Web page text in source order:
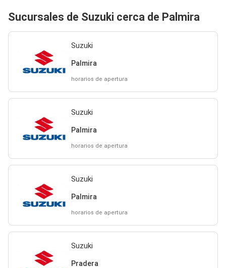
Sucursales de Suzuki cerca de Palmira
Suzuki
Palmira
horarios de apertura
Suzuki
Palmira
horarios de apertura
Suzuki
Palmira
horarios de apertura
Suzuki
Pradera